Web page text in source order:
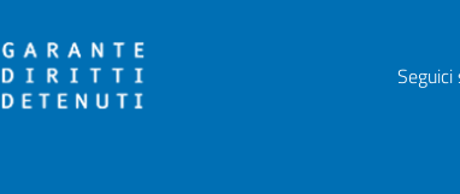
Seguici